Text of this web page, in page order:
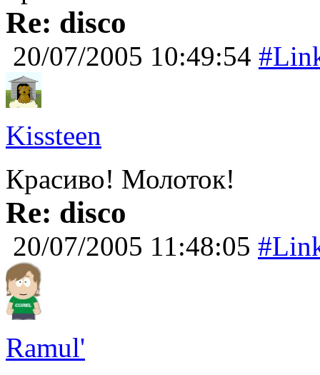
Re: disco
20/07/2005 10:49:54
Kissteen
Красиво! Молоток!
Re: disco
20/07/2005 11:48:05
Ramul'